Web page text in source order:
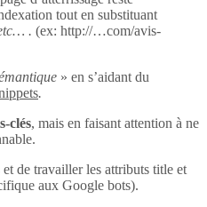
tout en substituant
. (ex: http://…com/avis-
» en s’aidant du
.
clés, mais en faisant attention à ne
et de travailler les attributs title et
aux Google bots).